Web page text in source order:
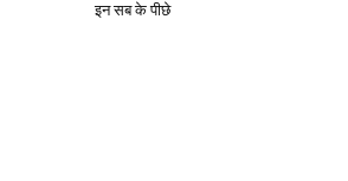
इन सब के पीछे